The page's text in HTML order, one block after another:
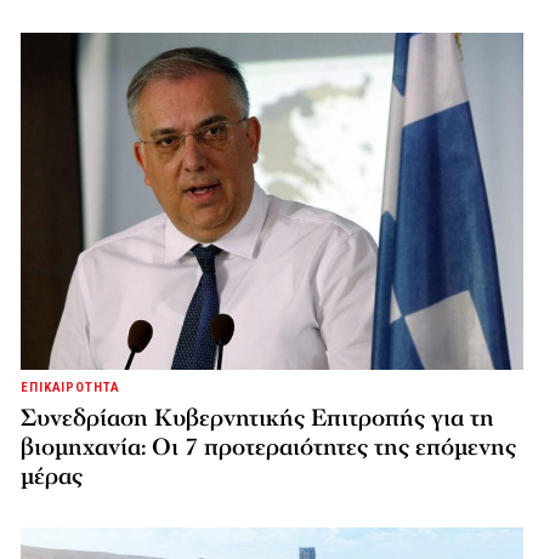
ΕΠΙΚΑΙΡΟΤΗΤΑ
Συνεδρίαση Κυβερνητικής Επιτροπής για τη
βιομηχανία: Οι 7 προτεραιότητες της επόμενης
μέρας